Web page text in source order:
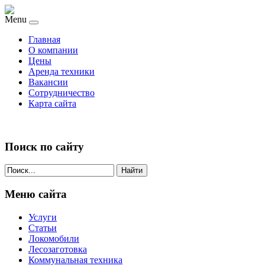
Menu
Главная
О компании
Цены
Аренда техники
Вакансии
Сотрудничество
Карта сайта
Поиск по сайту
Найти
Меню сайта
Услуги
Статьи
Локомобили
Лесозаготовка
Коммунальная техника